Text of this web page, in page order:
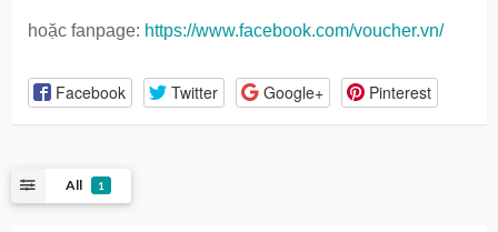
hoặc fanpage: https://www.facebook.com/voucher.vn/
Facebook Twitter Google+ Pinterest
All 1